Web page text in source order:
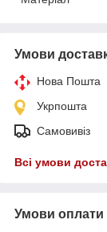
Умови
Нова Пошта
Укрпошта
Самовивіз
Всі умови
Умови оплати